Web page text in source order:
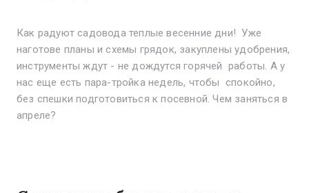
Как радуют садовода теплые весенние дни! Уже
наготове планы и схемы грядок, закуплены удобрения,
инструменты ждут - не дождутся горячей работы. А у
нас еще есть пара-тройка недель, чтобы спокойно,
без спешки подготовиться к посевной. Чем заняться в
апреле?